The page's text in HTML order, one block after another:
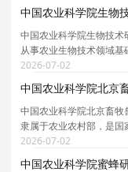
定为主责，并为各级政
中国农业科学院生物
中国农业科学院生物技
从事农业生物技术领域
非营利性科研机构。研究
种两大学科，以优质绿色
2026-07-02
中国农业科学院北京畜牧
隶属于农业农村部，是
战略力量。研究所紧紧围
量发展等国家重大需求
2026-07-02
中国农业科学院蜜蜂